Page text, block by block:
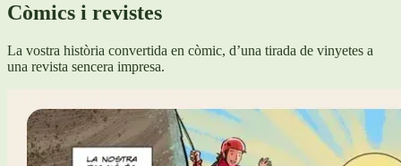
Còmics i revistes
La vostra història convertida en còmic, d’una tirada de vinyetes a
una revista sencera impresa.